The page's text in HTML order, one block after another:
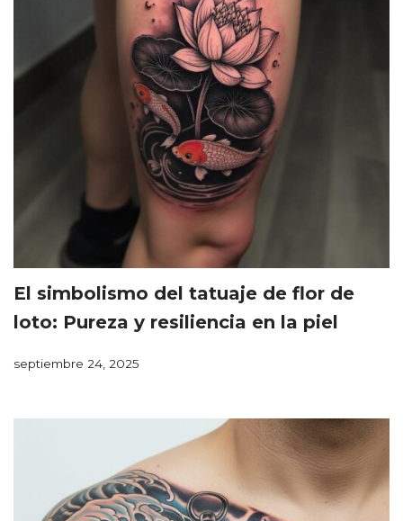
El simbolismo del tatuaje de flor de
loto: Pureza y resiliencia en la piel
septiembre 24, 2025